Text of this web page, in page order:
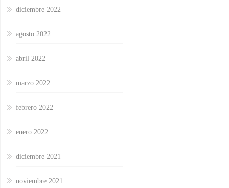
diciembre 2022
agosto 2022
abril 2022
marzo 2022
febrero 2022
enero 2022
diciembre 2021
noviembre 2021